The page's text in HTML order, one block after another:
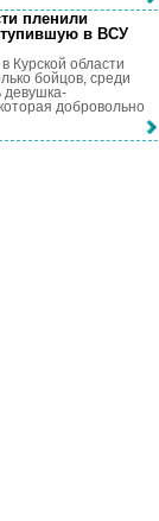
пленили
в ВСУ
Курской области
бойцов, среди
девушка-
добровольно